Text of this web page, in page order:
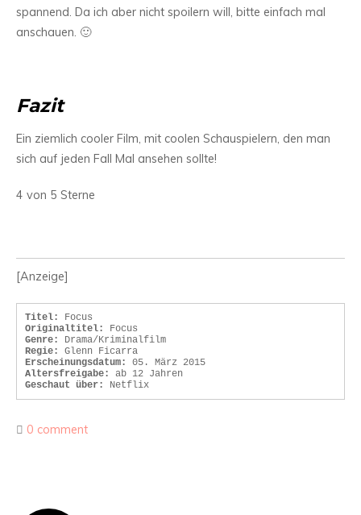
spannend. Da ich aber nicht spoilern will, bitte einfach mal
anschauen. 🙂
Fazit
Ein ziemlich cooler Film, mit coolen Schauspielern, den man
sich auf jeden Fall Mal ansehen sollte!
4 von 5 Sterne
[Anzeige]
Titel:
Originaltitel:
Genre:
Regie:
Erscheinungsdatum:
Altersfreigabe:
Geschaut über:
Netflix
0 comment